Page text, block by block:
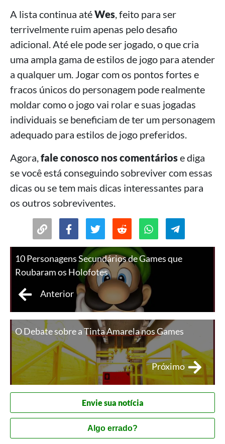
A lista continua atéWes , feito para ser
terrivelmente ruim apenas pelo desafio
adicional. Até ele pode ser jogado, o que cria
uma ampla gama de estilos de jogo para atender
a qualquer um. Jogar com os pontos fortes e
fracos únicos do personagem pode realmente
moldar como o jogo vai rolar e suas jogadas
individuais se beneficiam de ter um personagem
adequado para estilos de jogo preferidos.
Agora, fale conosco nos comentáriose diga
se você está conseguindo sobreviver com essas
dicas ou se tem mais dicas interessantes para
os outros sobreviventes.
10 Personagens Secundários de Games que
Roubaram os Holofotes
Anterior
O Debate sobre a Tinta Amarela nos Games
Próximo
Envie sua notícia
Algo errado?